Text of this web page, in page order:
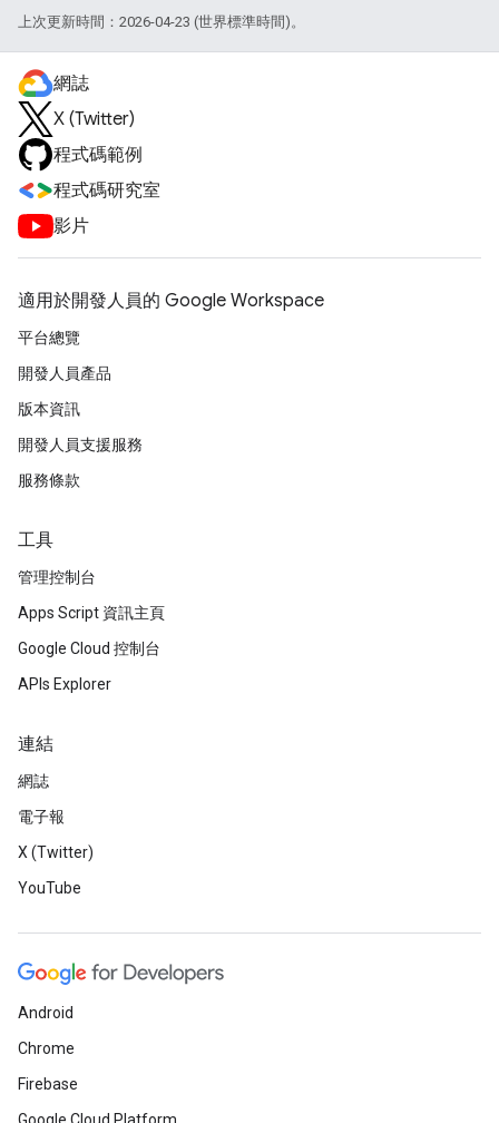
上次更新時間：2026-04-23 (世界標準時間)。
網誌
X (Twitter)
程式碼範例
程式碼研究室
影片
適用於開發人員的 Google Workspace
平台總覽
開發人員產品
版本資訊
開發人員支援服務
服務條款
工具
管理控制台
Apps Script 資訊主頁
Google Cloud 控制台
APIs Explorer
連結
網誌
電子報
X (Twitter)
YouTube
Android
Chrome
Firebase